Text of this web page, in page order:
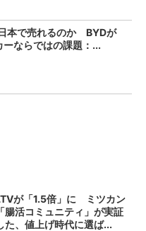
本で売れるのか BYDが
ならではの課題：...
が「1.5倍」に ミツカン
「腸活コミュニティ」が実証
た、値上げ時代に選ば...